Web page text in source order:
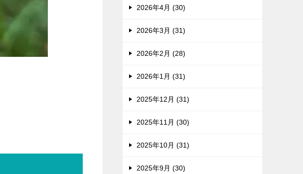
2026年4月 (30)
2026年3月 (31)
2026年2月 (28)
2026年1月 (31)
2025年12月 (31)
2025年11月 (30)
2025年10月 (31)
2025年9月 (30)